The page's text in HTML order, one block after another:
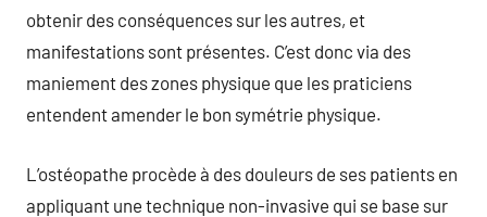
obtenir des conséquences sur les autres, et
manifestations sont présentes. C’est donc via des
maniement des zones physique que les praticiens
entendent amender le bon symétrie physique.
L’ostéopathe procède à des douleurs de ses patients en
appliquant une technique non-invasive qui se base sur